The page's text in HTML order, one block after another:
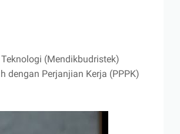
(Mendikbudristek)
dengan Perjanjian Kerja (PPPK)